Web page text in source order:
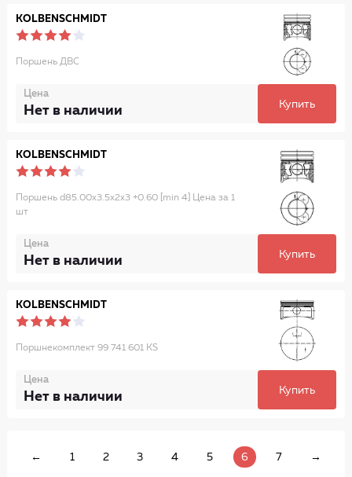
KOLBENSCHMIDT
Поршень ДВС
Цена
Нет в наличии Купить
KOLBENSCHMIDT
Поршень d85.00x3.5x2x3 +0.60 [min 4] Цена за 1
шт
Цена
Нет в наличии Купить
KOLBENSCHMIDT
Поршнекомплект 99 741 601 KS
Цена
Нет в наличии Купить
← 1 2 3 4 5 6 7 →